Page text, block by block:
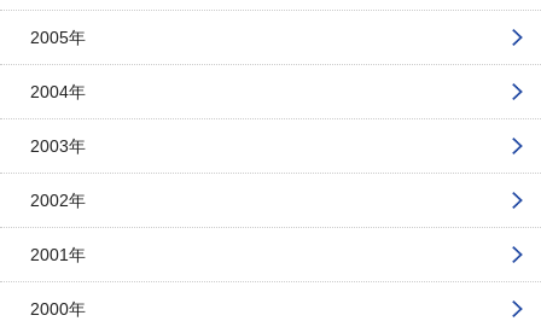
2005年
2004年
2003年
2002年
2001年
2000年